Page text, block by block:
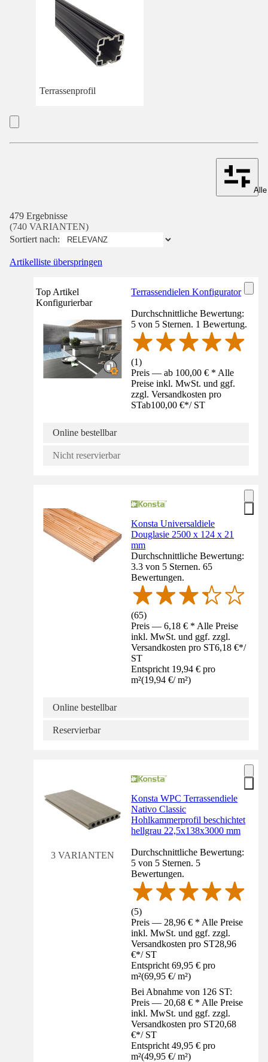
Terrassenprofil
479 Ergebnisse
(740 VARIANTEN)
Sortiert nach:
Artikelliste überspringen
Top Artikel
Konfigurierbar
Terrassendielen Konfigurator
Durchschnittliche Bewertung:
5 von 5 Sternen. 1 Bewertung.
(1)
Preis — ab 100,00 € * Alle
Preise inkl. MwSt. und ggf.
zzgl. Versandkosten pro
STab100,00 €*/ ST
Online bestellbar
Nicht reservierbar
Konsta Universaldiele
Douglasie 2500 x 124 x 21
mm
Durchschnittliche Bewertung:
3.3 von 5 Sternen. 65
Bewertungen.
(65)
Preis — 6,18 € * Alle Preise
inkl. MwSt. und ggf. zzgl.
Versandkosten pro ST6,18 €*/
ST
Entspricht 19,94 € pro
m²(19,94 €/ m²)
Online bestellbar
Reservierbar
3 VARIANTEN
Konsta WPC Terrassendiele
Nativo Classic
Hohlkammerprofil beschichtet
hellgrau 22,5x138x3000 mm
Durchschnittliche Bewertung:
5 von 5 Sternen. 5
Bewertungen.
(5)
Preis — 28,96 € * Alle Preise
inkl. MwSt. und ggf. zzgl.
Versandkosten pro ST28,96
€*/ ST
Entspricht 69,95 € pro
m²(69,95 €/ m²)
Bei Abnahme von 126 ST:
Preis — 20,68 € * Alle Preise
inkl. MwSt. und ggf. zzgl.
Versandkosten pro ST20,68
€*/ ST
Entspricht 49,95 € pro
m²(49,95 €/ m²)